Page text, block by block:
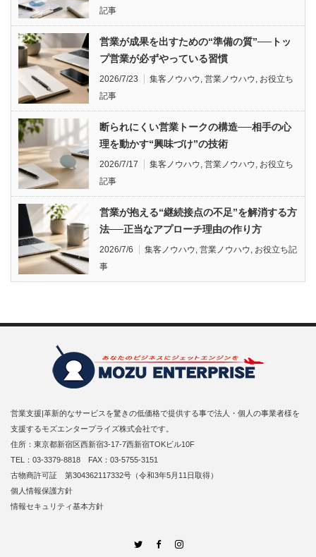
記事
営業が成果を出すための“準備の質”──トッ
プ営業が必ずやっている習慣
2026/7/23 集客ノウハウ, 営業ノウハウ, お役立ち
記事
断られにくい営業トークの構造──相手の心
理を動かす“興味づけ”の技術
2026/7/17 集客ノウハウ, 営業ノウハウ, お役立ち
記事
営業が抱える“継続接点の不足”を解消する方
法──正当なアプローチ理由の作り方
2026/7/6 集客ノウハウ, 営業ノウハウ, お役立ち記
事
営業支援|革新的なサービスを驚きの低価格で提供する事で法人・個人の事業者様を
支援するモズエンタープライズ株式会社です。
住所：東京都新宿区西新宿3-17-7西新宿TOKビル10F
TEL：03-3379-8818 FAX：03-5755-3151
古物商許可証 第304362117332号（令和3年5月11日取得）
個人情報保護方針
情報セキュリティ基本方針
TwitterFacebook